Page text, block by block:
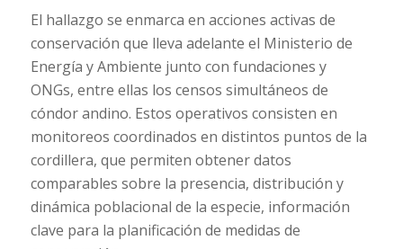
El hallazgo se enmarca en acciones activas de
conservación que lleva adelante el Ministerio de
Energía y Ambiente junto con fundaciones y
ONGs, entre ellas los censos simultáneos de
cóndor andino. Estos operativos consisten en
monitoreos coordinados en distintos puntos de la
cordillera, que permiten obtener datos
comparables sobre la presencia, distribución y
dinámica poblacional de la especie, información
clave para la planificación de medidas de